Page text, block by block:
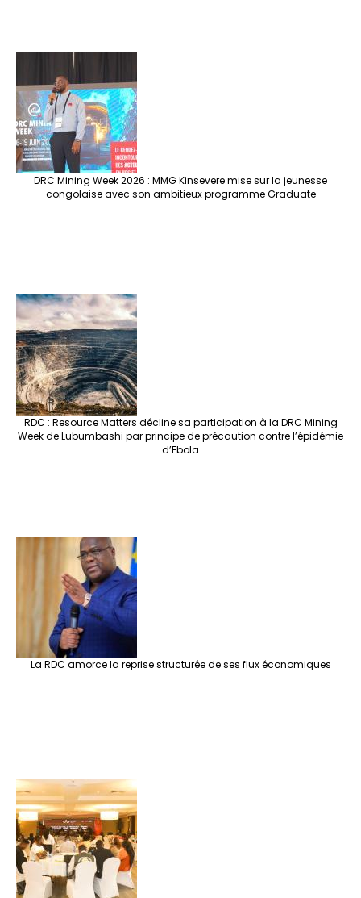
DRC Mining Week 2026 : MMG Kinsevere mise sur la jeunesse
congolaise avec son ambitieux programme Graduate
RDC : Resource Matters décline sa participation à la DRC Mining
Week de Lubumbashi par principe de précaution contre l’épidémie
d’Ebola
La RDC amorce la reprise structurée de ses flux économiques